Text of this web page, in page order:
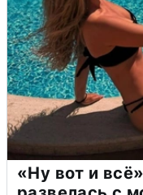
«Ну вот и